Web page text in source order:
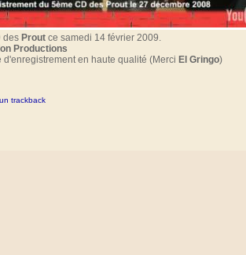
des Proutce samedi 14 février 2009.
Productions
en haute qualité (Merci El Gringo)
trackback